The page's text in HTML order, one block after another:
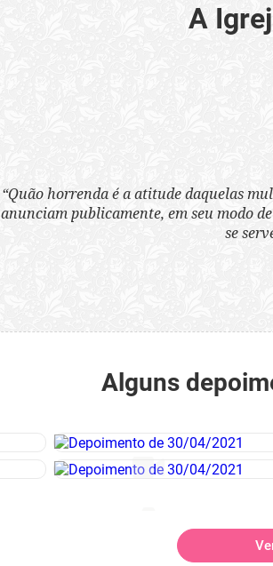
A
“Quão horrenda é a atitude daquelas
anunciam publicamente, em seu modo
se
Alguns